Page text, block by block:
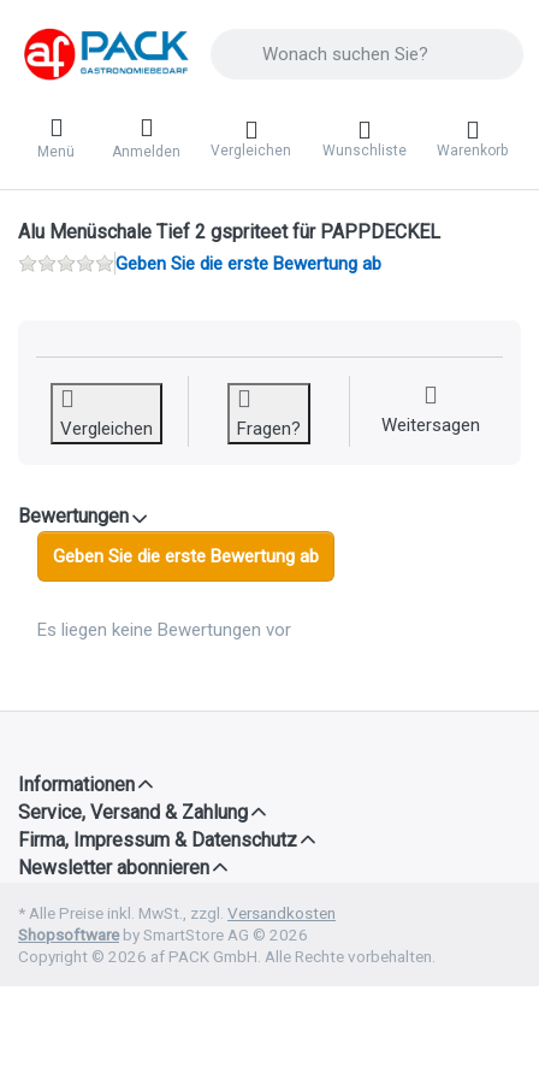
Menü Anmelden Vergleichen Wunschliste Warenkorb
Alu Menüschale Tief 2 gspriteet für PAPPDECKEL
Geben Sie die erste Bewertung ab
Vergleichen Fragen? Weitersagen
Bewertungen
Geben Sie die erste Bewertung ab
Es liegen keine Bewertungen vor
Informationen
Service, Versand & Zahlung
Firma, Impressum & Datenschutz
Newsletter abonnieren
* Alle Preise inkl. MwSt., zzgl. Versandkosten
Shopsoftwareby SmartStore AG © 2026
Copyright © 2026 af PACK GmbH. Alle Rechte vorbehalten.